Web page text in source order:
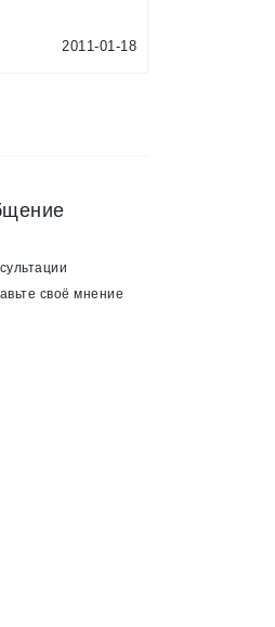
2011-01-18
своё мнение